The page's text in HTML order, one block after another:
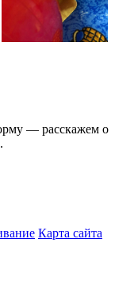
— расскажем о
Карта сайта